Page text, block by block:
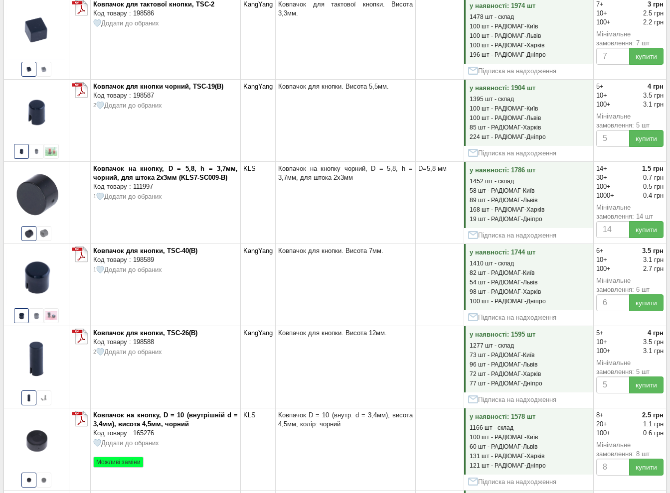
Ковпачок для тактової кнопки, TSC-2
Код товару : 198586
Додати до обраних
KangYang
Ковпачок для тактової кнопки. Висота
3,3мм.
у наявності: 1974 шт
1478 шт - склад
100 шт - РАДІОМАГ-Київ
100 шт - РАДІОМАГ-Львів
100 шт - РАДІОМАГ-Харків
196 шт - РАДІОМАГ-Дніпро
Підписка на надходження
7+
3 грн
10+
2.5 грн
100+
2.2 грн
Мінімальне
замовлення: 7 шт
купити
Ковпачок для кнопки чорний, TSC-19(B)
Код товару : 198587
2 Додати до обраних
KangYang Ковпачок для кнопки. Висота 5,5мм. у наявності: 1904 шт
1395 шт - склад
100 шт - РАДІОМАГ-Київ
100 шт - РАДІОМАГ-Львів
85 шт - РАДІОМАГ-Харків
224 шт - РАДІОМАГ-Дніпро
Підписка на надходження
5+
4 грн
10+
3.5 грн
100+
3.1 грн
Мінімальне
замовлення: 5 шт
купити
Ковпачок на кнопку, D = 5,8, h = 3,7мм,
чорний, для штока 2х3мм (KLS7-SC009-B)
Код товару : 111997
1 Додати до обраних
KLS
Ковпачок на кнопку чорний, D = 5,8, h =
3,7мм, для штока 2х3мм
D=5,8 мм у наявності: 1786 шт
1452 шт - склад
58 шт - РАДІОМАГ-Київ
89 шт - РАДІОМАГ-Львів
168 шт - РАДІОМАГ-Харків
19 шт - РАДІОМАГ-Дніпро
Підписка на надходження
14+
1.5 грн
30+
0.7 грн
100+
0.5 грн
1000+
0.4 грн
Мінімальне
замовлення: 14 шт
купити
Ковпачок для кнопки, TSC-40(B)
Код товару : 198589
1 Додати до обраних
KangYang Ковпачок для кнопки. Висота 7мм. у наявності: 1744 шт
1410 шт - склад
82 шт - РАДІОМАГ-Київ
54 шт - РАДІОМАГ-Львів
98 шт - РАДІОМАГ-Харків
100 шт - РАДІОМАГ-Дніпро
Підписка на надходження
6+
3.5 грн
10+
3.1 грн
100+
2.7 грн
Мінімальне
замовлення: 6 шт
купити
Ковпачок для кнопки, TSC-26(B)
Код товару : 198588
2 Додати до обраних
KangYang Ковпачок для кнопки. Висота 12мм. у наявності: 1595 шт
1277 шт - склад
73 шт - РАДІОМАГ-Київ
96 шт - РАДІОМАГ-Львів
72 шт - РАДІОМАГ-Харків
77 шт - РАДІОМАГ-Дніпро
Підписка на надходження
5+
4 грн
10+
3.5 грн
100+
3.1 грн
Мінімальне
замовлення: 5 шт
купити
Ковпачок на кнопку, D = 10 (внутрішній d =
3,4мм), висота 4,5мм, чорний
Код товару : 165276
Додати до обраних
Можливі заміни
KLS
Ковпачок D = 10 (внутр. d = 3,4мм), висота
4,5мм, колір: чорний
у наявності: 1578 шт
1166 шт - склад
100 шт - РАДІОМАГ-Київ
60 шт - РАДІОМАГ-Львів
131 шт - РАДІОМАГ-Харків
121 шт - РАДІОМАГ-Дніпро
Підписка на надходження
8+
2.5 грн
20+
1.1 грн
100+
0.6 грн
Мінімальне
замовлення: 8 шт
купити